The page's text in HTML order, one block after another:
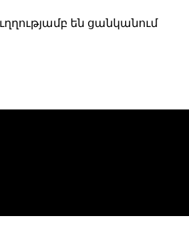
են ցանկանում